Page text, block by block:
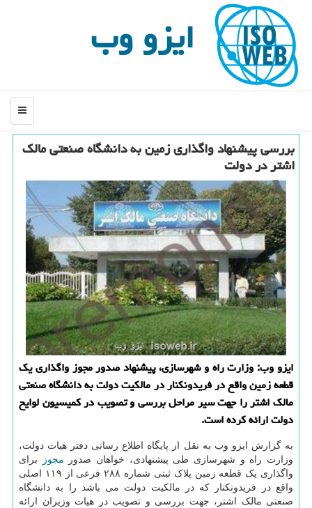
ایزو وب
منو
بررسی پیشنهاد واگذاری زمین به دانشگاه صنعتی مالك
اشتر در دولت
ایزو وب: وزارت راه و شهرسازی، پیشنهاد صدور مجوز واگذاری یك
قطعه زمین واقع در فریدونكنار در مالكیت دولت به دانشگاه صنعتی
مالك اشتر را جهت سیر مراحل بررسی و تصویب در كمیسیون لوایح
دولت ارائه كرده است.
به گزارش ایزو وب به نقل از پایگاه اطلاع رسانی دفتر هیات دولت،
وزارت راه و شهرسازی طی پیشنهادی، خواهان صدور مجوز
برای
واگذاری یک قطعه زمین پلاک ثبتی شماره ۲۸۸ فرعی از ۱۱۹ اصلی
واقع در فریدونکنار که در مالکیت دولت می باشد را به دانشگاه
صنعتی مالک اشتر، جهت بررسی و تصویب در هیات وزیران ارائه